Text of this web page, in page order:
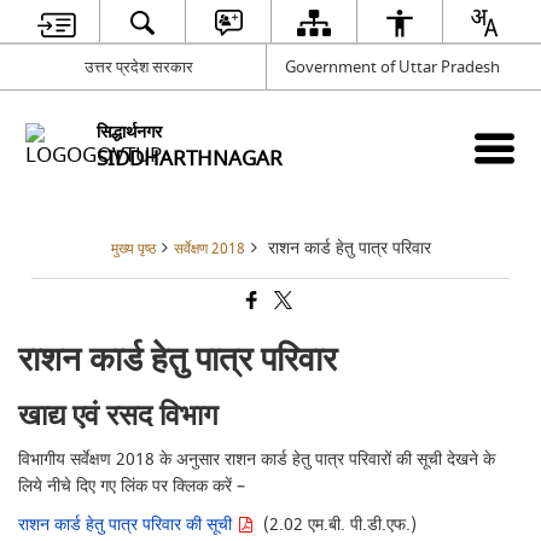
उत्तर प्रदेश सरकार Government of Uttar Pradesh
सिद्धार्थनगर
SIDDHARTHNAGAR
मुख्य पृष्ठ सर्वेक्षण 2018 राशन कार्ड हेतु पात्र परिवार
राशन कार्ड हेतु पात्र परिवार
खाद्य एवं रसद विभाग
विभागीय सर्वेक्षण 2018 के अनुसार राशन कार्ड हेतु पात्र परिवारों की सूची देखने के
लिये नीचे दिए गए लिंक पर क्लिक करें –
राशन कार्ड हेतु पात्र परिवार की सूची
(2.02 एम.बी. पी.डी.एफ.)